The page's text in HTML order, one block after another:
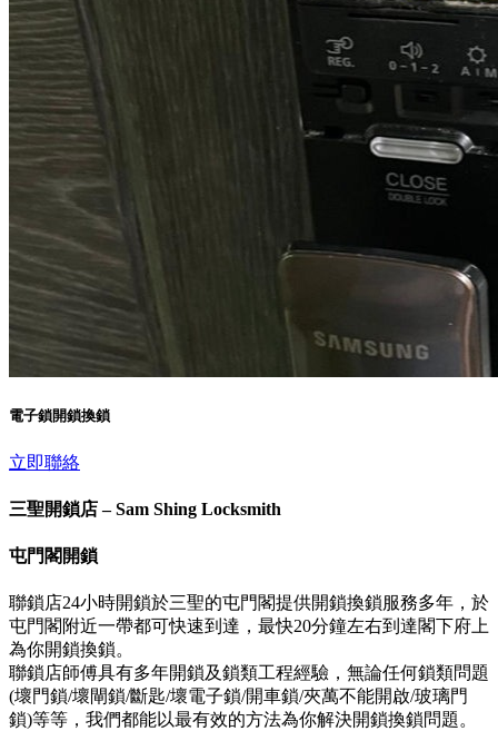
電子鎖開鎖換鎖
立即聯絡
三聖開鎖店 – Sam Shing Locksmith
屯門閣開鎖
聯鎖店24小時開鎖於三聖的屯門閣提供開鎖換鎖服務多年，於
屯門閣附近一帶都可快速到達，最快20分鐘左右到達閣下府上
為你開鎖換鎖。
聯鎖店師傅具有多年開鎖及鎖類工程經驗，無論任何鎖類問題
(壞門鎖/壞閘鎖/斷匙/壞電子鎖/開車鎖/夾萬不能開啟/玻璃門
鎖)等等，我們都能以最有效的方法為你解決開鎖換鎖問題。